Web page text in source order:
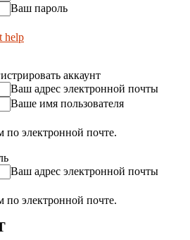
Ваш пароль
help
аккаунт
Ваш адрес электронной почты
Ваше имя пользователя
по электронной почте.
Ваш адрес электронной почты
по электронной почте.